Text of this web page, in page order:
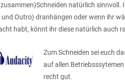
natürlich
Outro) dranhängen oder wenn ihr
habt, könnt ihr diese natürlich auch
Zum Schneiden sei euch
auf allen
recht gut.